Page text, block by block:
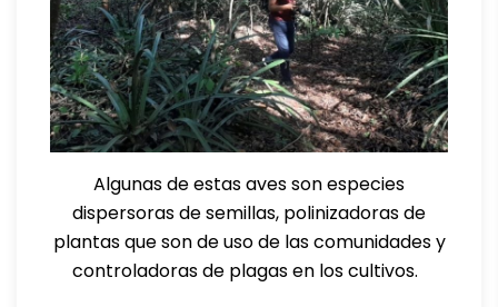
Algunas de estas aves son especies
dispersoras de semillas, polinizadoras de
plantas que son de uso de las comunidades y
controladoras de plagas en los cultivos.